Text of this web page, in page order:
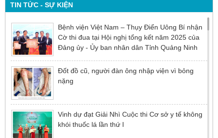
TIN TỨC - SỰ KIỆN
Bệnh viện Việt Nam – Thụy Điển Uông Bí nhận
Cờ thi đua tại Hội nghị tổng kết năm 2025 của
Đảng ủy - Ủy ban nhân dân Tỉnh Quảng Ninh
Đốt đồ cũ, người đàn ông nhập viện vì bỏng
nặng
Vinh dự đạt Giải Nhì Cuộc thi Cơ sở y tế không
khói thuốc lá lần thứ I